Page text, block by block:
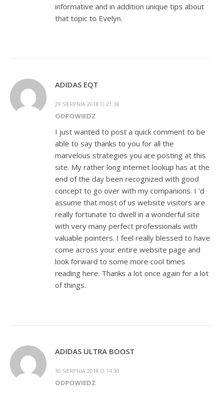
informative and in addition unique tips about
that topic to Evelyn.
ADIDAS EQT
29 SIERPNIA 2018 O 21:38
ODPOWIEDZ
I just wanted to post a quick comment to be
able to say thanks to you for all the
marvelous strategies you are posting at this
site. My rather long internet lookup has at the
end of the day been recognized with good
concept to go over with my companions. I 'd
assume that most of us website visitors are
really fortunate to dwell in a wonderful site
with very many perfect professionals with
valuable pointers. I feel really blessed to have
come across your entire website page and
look forward to some more cool times
reading here. Thanks a lot once again for a lot
of things.
ADIDAS ULTRA BOOST
30 SIERPNIA 2018 O 14:30
ODPOWIEDZ